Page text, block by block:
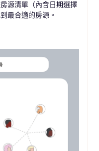
源清單（內含日期選擇
最合適的房源。